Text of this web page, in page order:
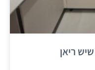
ריאן